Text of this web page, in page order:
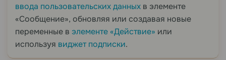
ввода пользовательских данных в элементе
«Сообщение», обновляя или создавая новые
переменные в элементе «Действие» или
используя виджет подписки.